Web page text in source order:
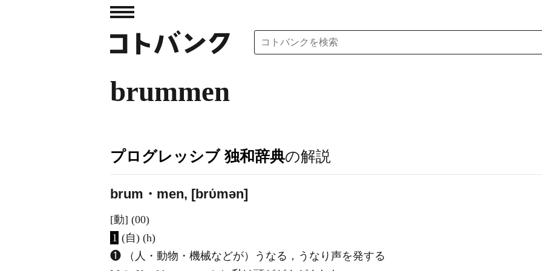
brummen
プログレッシブ 独和辞典の解説
brum・men, [brύmən]
[動] (00)
1 (自) (h)
❶ （人・動物・機械などが）うなる，うなり声を発する